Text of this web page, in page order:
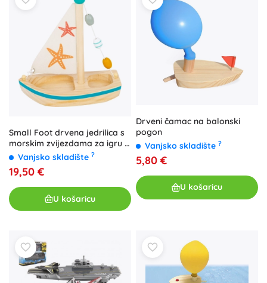
Small Foot drvena jedrilica s
morskim zvijezdama za igru u
vodiVanjsko skladište ?
19,50 €
U košaricu
Drveni čamac na balonski
pogon
Vanjsko skladište ?
5,80 €
U košaricu